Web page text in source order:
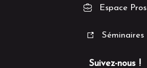
Suivez-nous !
Espace Pros
Séminaires